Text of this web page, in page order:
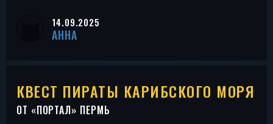
14.09.2025
АННА
КВЕСТ ПИРАТЫ КАРИБСКОГО МОРЯ
ОТ «ПОРТАЛ» ПЕРМЬ